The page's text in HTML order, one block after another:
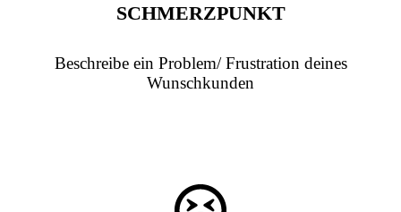
SCHMERZPUNKT
Beschreibe ein Problem/ Frustration deines
Wunschkunden